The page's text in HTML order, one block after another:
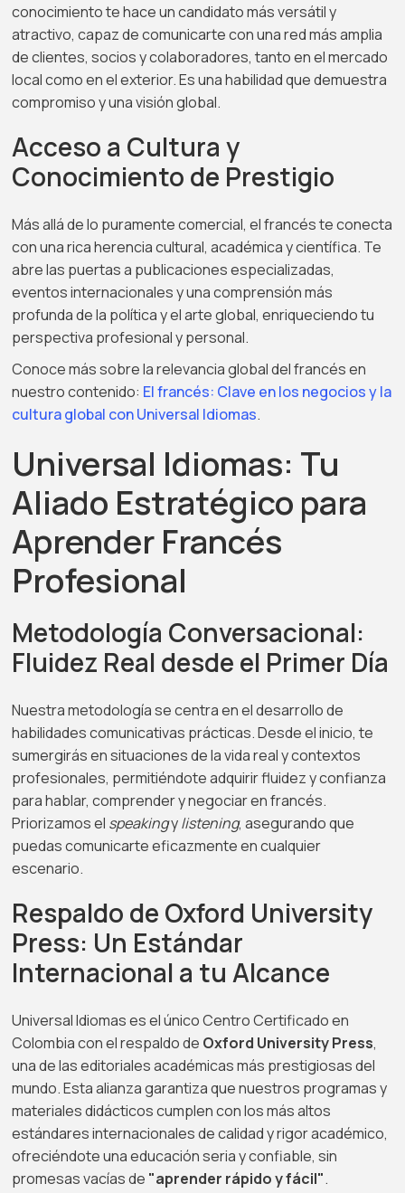
conocimiento te hace un candidato más versátil y
atractivo, capaz de comunicarte con una red más amplia
de clientes, socios y colaboradores, tanto en el mercado
local como en el exterior. Es una habilidad que demuestra
compromiso y una visión global.
Acceso a Cultura y
Conocimiento de Prestigio
Más allá de lo puramente comercial, el francés te conecta
con una rica herencia cultural, académica y científica. Te
abre las puertas a publicaciones especializadas,
eventos internacionales y una comprensión más
profunda de la política y el arte global, enriqueciendo tu
perspectiva profesional y personal.
Conoce más sobre la relevancia global del francés en
nuestro contenido: El francés: Clave en los negocios y la
cultura global con Universal Idiomas.
Universal Idiomas: Tu
Aliado Estratégico para
Aprender Francés
Profesional
Metodología Conversacional:
Fluidez Real desde el Primer Día
Nuestra metodología se centra en el desarrollo de
habilidades comunicativas prácticas. Desde el inicio, te
sumergirás en situaciones de la vida real y contextos
profesionales, permitiéndote adquirir fluidez y confianza
para hablar, comprender y negociar en francés.
Priorizamos el speakingylistening, asegurando que
puedas comunicarte eficazmente en cualquier
escenario.
Respaldo de Oxford University
Press: Un Estándar
Internacional a tu Alcance
Universal Idiomas es el único Centro Certificado en
Colombia con el respaldo de Oxford University Press,
una de las editoriales académicas más prestigiosas del
mundo. Esta alianza garantiza que nuestros programas y
materiales didácticos cumplen con los más altos
estándares internacionales de calidad y rigor académico,
ofreciéndote una educación seria y confiable, sin
promesas vacías de "aprender rápido y fácil".